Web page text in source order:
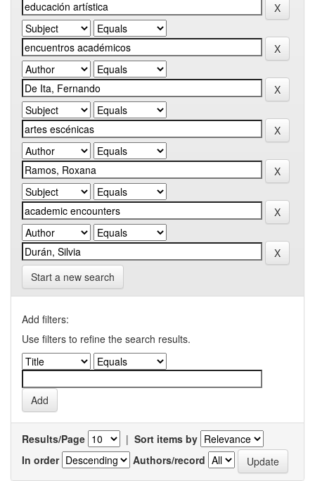
Start a new search
Add filters:
Use filters to refine the search results.
Results/Page | Sort items by
In order
Authors/record